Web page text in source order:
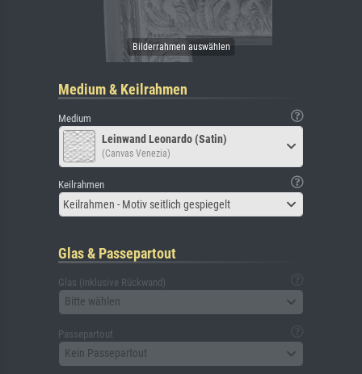
Medium & Keilrahmen
Medium
Leinwand Leonardo (Satin)
(Canvas Venezia)
Keilrahmen
Keilrahmen - Motiv seitlich gespiegelt
Glas & Passepartout
Glas (inklusive Rückwand)
Bitte wählen
Passepartout
Kein Passepartout